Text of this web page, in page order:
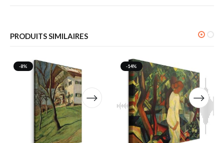
PRODUITS SIMILAIRES
-8% -14%